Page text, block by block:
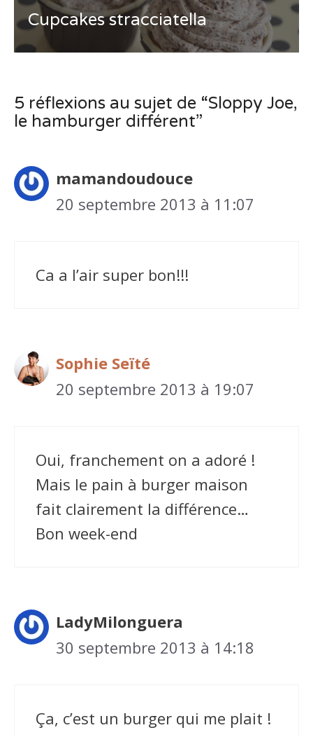
Cupcakes stracciatella
5 réflexions au sujet de “Sloppy Joe,
le hamburger différent”
mamandoudouce
20 septembre 2013 à 11:07
Ca a l’air super bon!!!
Sophie Seïté
20 septembre 2013 à 19:07
Oui, franchement on a adoré !
Mais le pain à burger maison
fait clairement la différence…
Bon week-end
LadyMilonguera
30 septembre 2013 à 14:18
Ça, c’est un burger qui me plait !